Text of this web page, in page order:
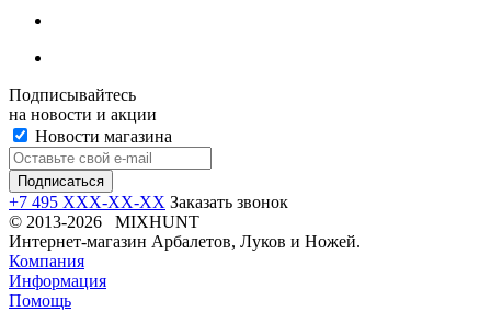
Подписывайтесь
на новости и акции
Новости магазина
+7 495 XXX-XX-XX Заказать звонок
© 2013-2026 MIXHUNT
Интернет-магазин Арбалетов, Луков и Ножей.
Компания
Информация
Помощь